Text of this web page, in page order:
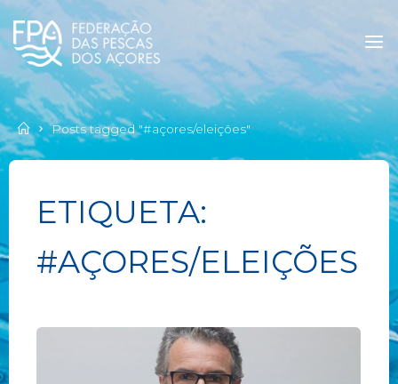
Posts tagged "#açores/eleições"
ETIQUETA:
#AÇORES/ELEIÇÕES